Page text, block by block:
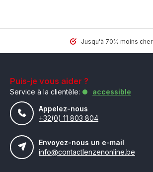
Jusqu'à 70% moins cher
Puis-je vous aider ?
Service à la clientèle:
accessible
Appelez-nous
+32(0) 11 803 804
Envoyez-nous un e-mail
info@contactlenzenonline.be